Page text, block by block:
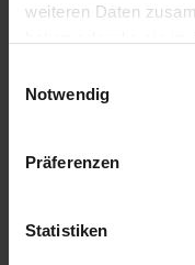
weiteren Daten
Notwendig
Präferenzen
Statistiken
Prêt
SeFlow 400
maintenance des